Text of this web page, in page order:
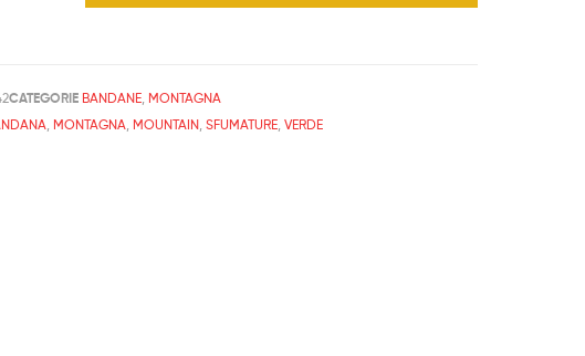
CATEGORIE BANDANE, MONTAGNA
, MONTAGNA, MOUNTAIN, SFUMATURE, VERDE